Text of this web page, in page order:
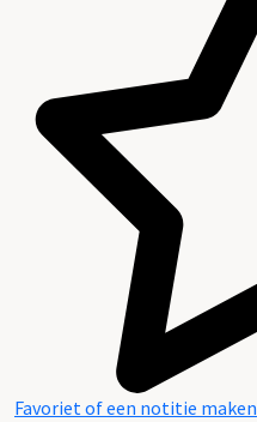
Favoriet of een notitie maken